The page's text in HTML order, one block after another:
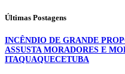
Últimas Postagens
INCÊNDIO DE GRANDE
ASSUSTA MORADORES E
ITAQUAQUECETUBA